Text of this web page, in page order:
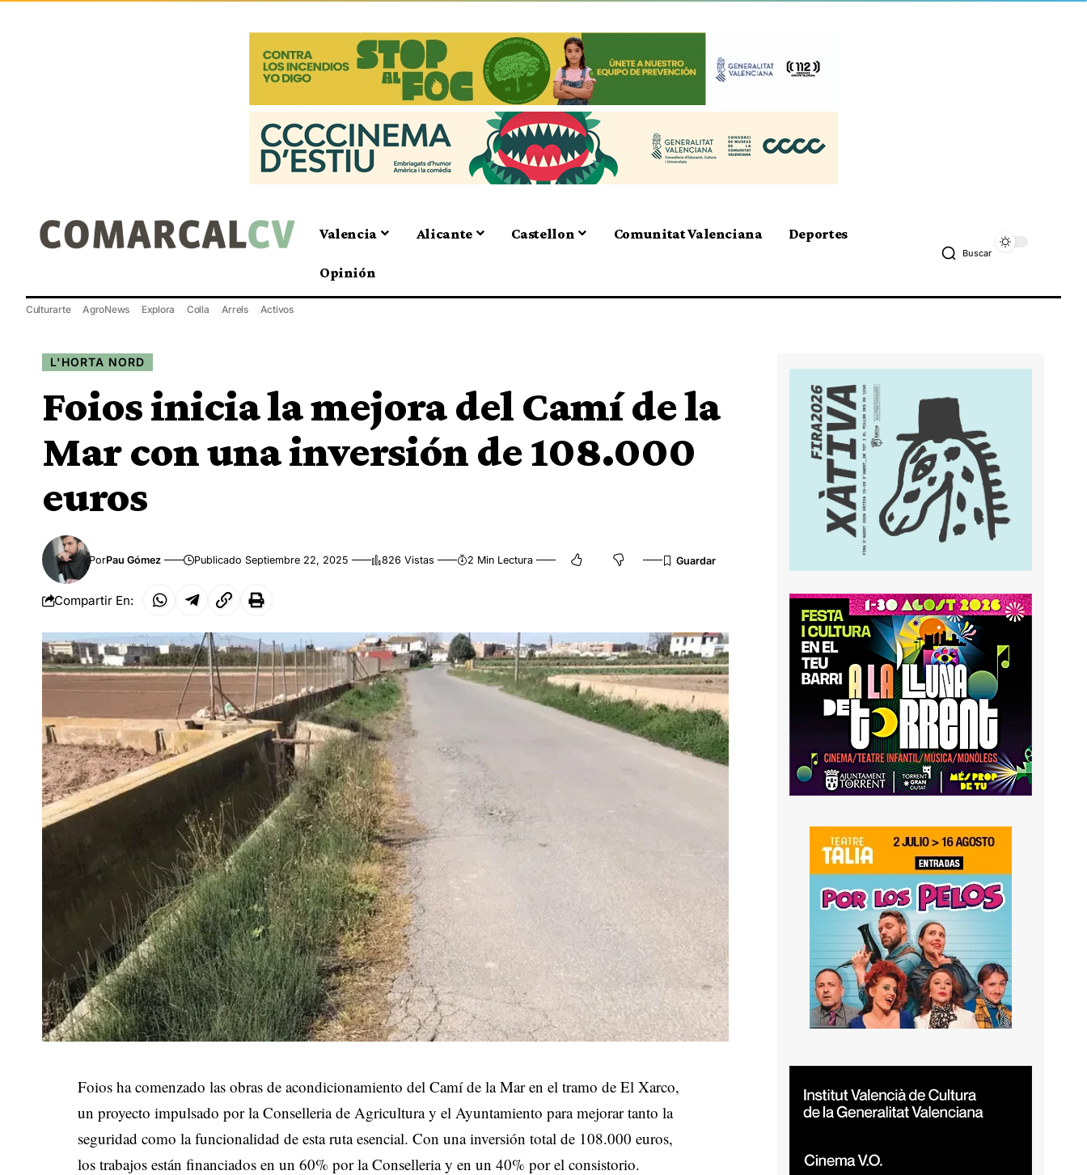
Valencia Alicante Castellon Comunitat Valenciana Deportes
Opinión
Buscar
Culturarte AgroNews Explora Colla Arrels Activos
L'HORTA NORD
Foios inicia la mejora del Camí de la
Mar con una inversión de 108.000
euros
PorPau Gómez Publicado Septiembre 22, 2025 826 Vistas 2 Min Lectura
Compartir En:
Foios ha comenzado las obras de acondicionamiento del Camí de la Mar en el tramo de El Xarco,
un proyecto impulsado por la Conselleria de Agricultura y el Ayuntamiento para mejorar tanto la
seguridad como la funcionalidad de esta ruta esencial. Con una inversión total de 108.000 euros,
los trabajos están financiados en un 60% por la Conselleria y en un 40% por el consistorio.